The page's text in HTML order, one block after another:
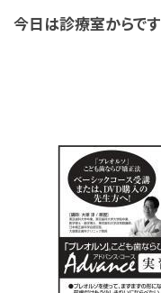
今日は診療室からです